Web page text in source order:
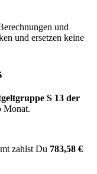
und
und ersetzen keine
S 13 der
Monat.
zahlst Du 783,58 €